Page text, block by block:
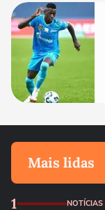
Mais lidas
1 NOTÍCIAS